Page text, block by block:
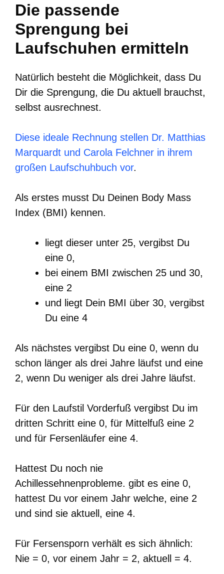
Die passende
Sprengung bei
Laufschuhen ermitteln
Natürlich besteht die Möglichkeit, dass Du
Dir die Sprengung, die Du aktuell brauchst,
selbst ausrechnest.
Diese ideale Rechnung stellen Dr. Matthias
Marquardt und Carola Felchner in ihrem
großen Laufschuhbuch vor.
Als erstes musst Du Deinen Body Mass
Index (BMI) kennen.
liegt dieser unter 25, vergibst Du
eine 0,
bei einem BMI zwischen 25 und 30,
eine 2
und liegt Dein BMI über 30, vergibst
Du eine 4
Als nächstes vergibst Du eine 0, wenn du
schon länger als drei Jahre läufst und eine
2, wenn Du weniger als drei Jahre läufst.
Für den Laufstil Vorderfuß vergibst Du im
dritten Schritt eine 0, für Mittelfuß eine 2
und für Fersenläufer eine 4.
Hattest Du noch nie
Achillessehnenprobleme. gibt es eine 0,
hattest Du vor einem Jahr welche, eine 2
und sind sie aktuell, eine 4.
Für Fersensporn verhält es sich ähnlich:
Nie = 0, vor einem Jahr = 2, aktuell = 4.